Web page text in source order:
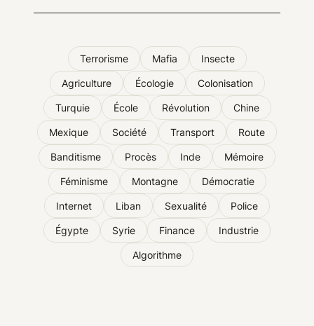
Terrorisme Mafia Insecte
Agriculture Écologie Colonisation
Turquie École Révolution Chine
Mexique Société Transport Route
Banditisme Procès Inde Mémoire
Féminisme Montagne Démocratie
Internet Liban Sexualité Police
Égypte Syrie Finance Industrie
Algorithme